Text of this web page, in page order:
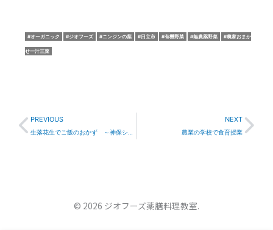
オーガニック ジオフーズ ニンジンの葉 日立市 有機野菜 無農薬野菜 農家おまか
せ一汁三菜
Prev
PREVIOUS NEXT
農業の学校で食育授業
© 2026 ジオフーズ薬膳料理教室.